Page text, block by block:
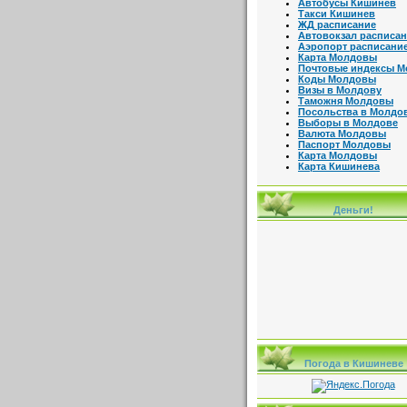
Автобусы Кишинев
Такси Кишинев
ЖД расписание
Автовокзал
Аэропорт
Карта Молдовы
Почтовые индексы
Коды Молдовы
Визы в Молдову
Таможня Молдовы
Посольства в
Выборы в Молдове
Валюта Молдовы
Паспорт Молдовы
Карта Молдовы
Карта Кишинева
Деньги!
Погода в Кишиневе